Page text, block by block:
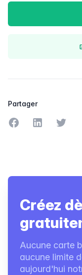
Partager
Partager surPartager sur
Créez
Aucune carte
aucune limite
aujourd'hui